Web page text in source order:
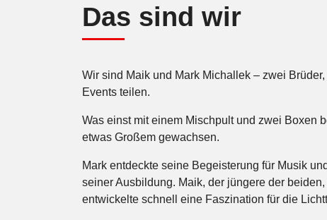
Das sind wir
Wir sind Maik und Mark Michallek – zwei
Events teilen.
Was einst mit einem Mischpult und zwei Boxen
etwas Großem gewachsen.
Mark entdeckte seine Begeisterung für Musik
seiner Ausbildung. Maik, der jüngere der
entwickelte schnell eine Faszination für die